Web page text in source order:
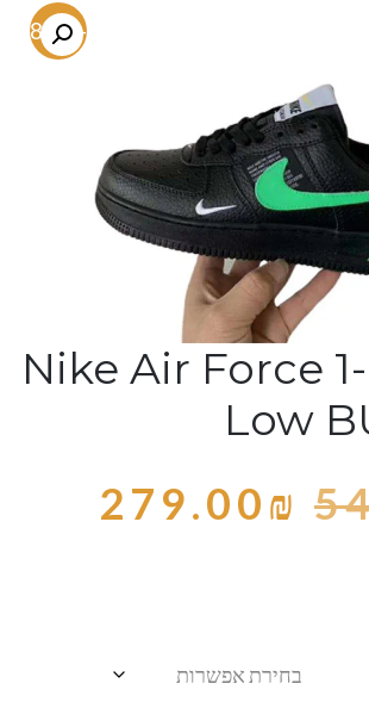
-48.8%
נעלי נייק -Nike Air Force 1
Low
279.00₪